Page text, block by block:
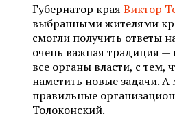
Губернатор края Виктор
выбранными жителями
смогли получить ответы
очень важная традиция —
все органы власти, с
наметить новые задачи.
правильные
Толоконский.